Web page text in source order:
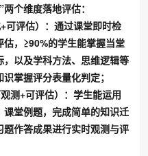
个维度落地评估：
可评估）：通过课堂即时检
，≥90%的学生能掌握当堂
以及学科方法、思维逻辑等
掌握评分表量化判定；
测+可评估）：学生能运用
堂例题，完成简单的知识迁
作答成果进行实时观测与评